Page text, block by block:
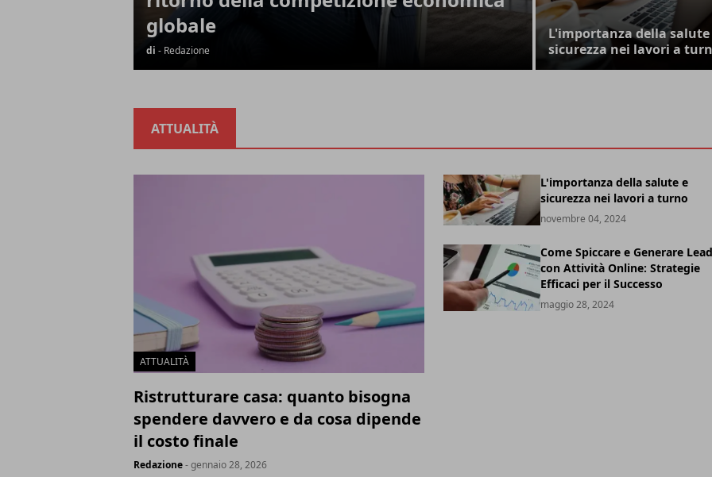
globale
di - Redazione
L'importanza della salute
sicurezza nei lavori a
ATTUALITÀ
ATTUALITÀ
Ristrutturare casa: quanto bisogna
spendere davvero e da cosa dipende
il costo finale
Redazione- gennaio 28, 2026
L'importanza della salute e
sicurezza nei lavori a turno
novembre 04, 2024
Come Spiccare e Generare Lead
con Attività Online: Strategie
Efficaci per il Successo
maggio 28, 2024